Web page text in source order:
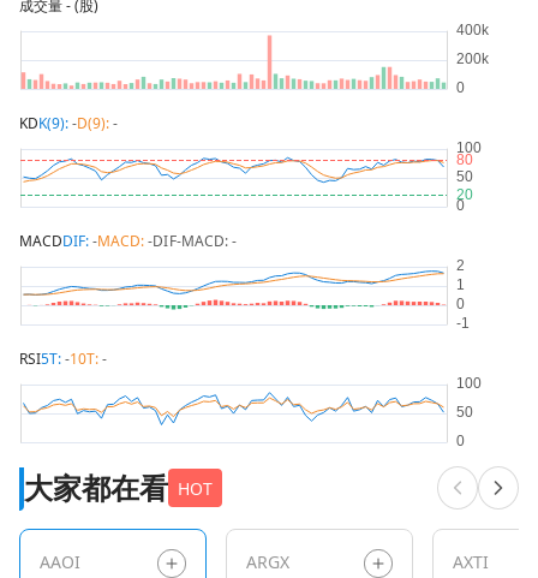
成交量- (股)
KDK(9):-D(9):-
MACDDIF:-MACD:-DIF-MACD:-
RSI5T:-10T:-
大家都在看 HOT
AAOI ARGX AXTI